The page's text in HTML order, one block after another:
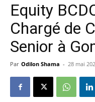
Equity
Chargé de
Senior à
Par Odilon Shama - 28 mai